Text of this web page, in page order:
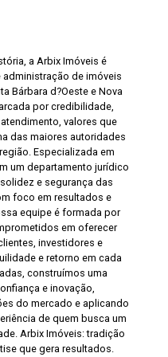
a Arbix Imóveis é
de imóveis
Bárbara d?Oeste e Nova
por credibilidade,
valores que
das maiores autoridades
Especializada em
um departamento jurídico
e segurança das
foco em resultados e
equipe é formada por
em oferecer
investidores e
e retorno em cada
construímos uma
e inovação,
do mercado e aplicando
de quem busca um
Arbix Imóveis: tradição
que gera resultados.